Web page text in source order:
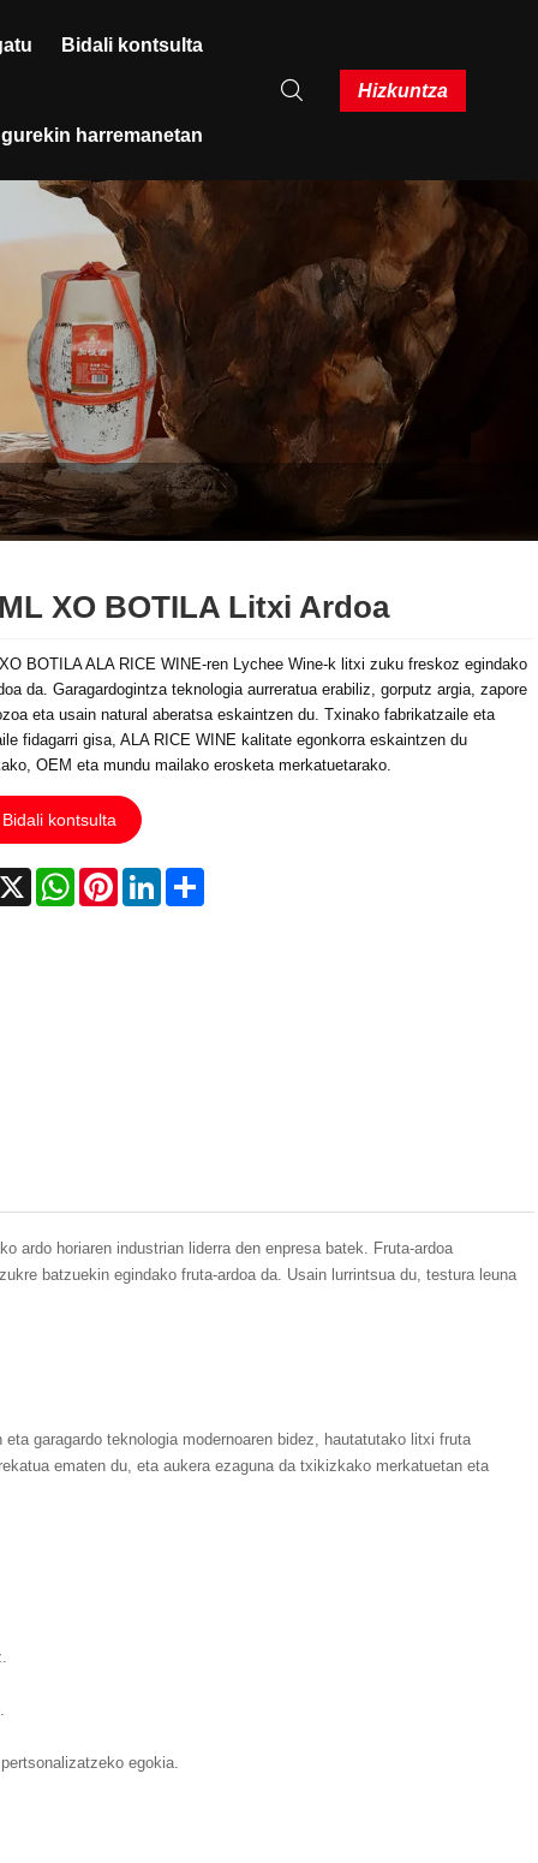
Bidali kontsulta
harremanetan
Hizkuntza
XO BOTILA Litxi Ardoa
BOTILA ALA RICE WINE-ren Lychee Wine-k litxi zuku freskoz egindako
da. Garagardogintza teknologia aurreratua erabiliz, gorputz argia, zapore
eta usain natural aberatsa eskaintzen du. Txinako fabrikatzaile eta
fidagarri gisa, ALA RICE WINE kalitate egonkorra eskaintzen du
OEM eta mundu mailako erosketa merkatuetarako.
Bidali kontsulta
X WhatsApp
PinterestLinkedInShare
ardo horiaren industrian liderra den enpresa batek. Fruta-ardoa
batzuekin egindako fruta-ardoa da. Usain lurrintsua du, testura leuna
garagardo teknologia modernoaren bidez, hautatutako litxi fruta
ematen du, eta aukera ezaguna da txikizkako merkatuetan eta
egokia.